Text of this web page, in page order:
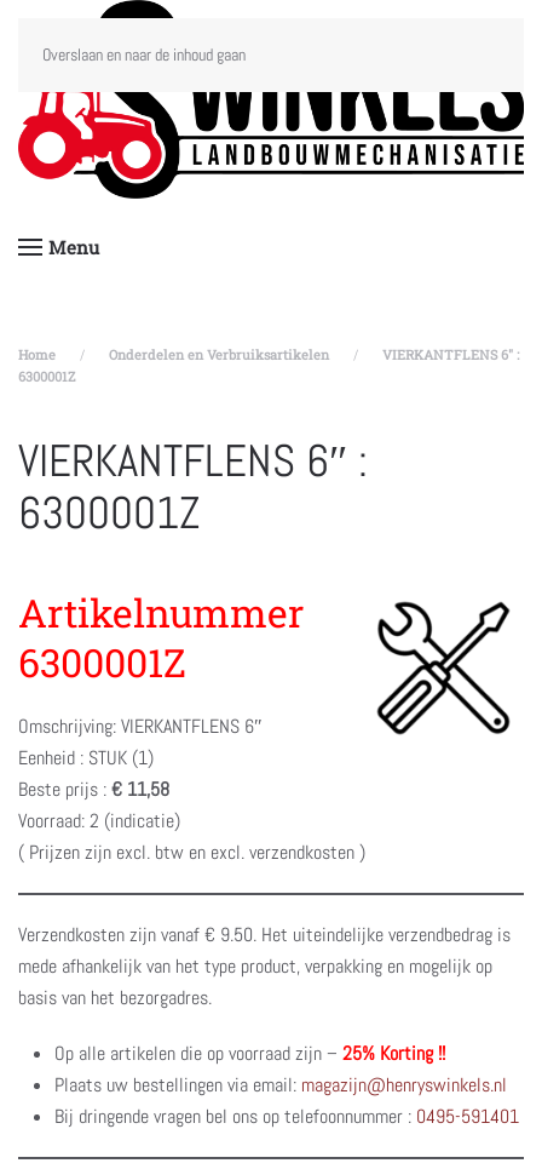
Overslaan en naar de inhoud gaan
Menu
Home Onderdelen en Verbruiksartikelen
VIERKANTFLENS 6″ :
6300001Z
VIERKANTFLENS 6″ :
6300001Z
Artikelnummer
6300001Z
Omschrijving: VIERKANTFLENS 6″
Eenheid : STUK (1)
Beste prijs :€ 11,58
Voorraad: 2 (indicatie)
( Prijzen zijn excl. btw en excl. verzendkosten )
Verzendkosten zijn vanaf € 9.50. Het uiteindelijke verzendbedrag is
mede afhankelijk van het type product, verpakking en mogelijk op
basis van het bezorgadres.
Op alle artikelen die op voorraad zijn – 25% Korting !!
Plaats uw bestellingen via email: magazijn@henryswinkels.nl
Bij dringende vragen bel ons op telefoonnummer : 0495-591401